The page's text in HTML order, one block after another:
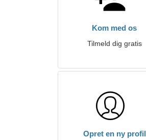
Kom med os
Tilmeld dig gratis
Opret en ny profil